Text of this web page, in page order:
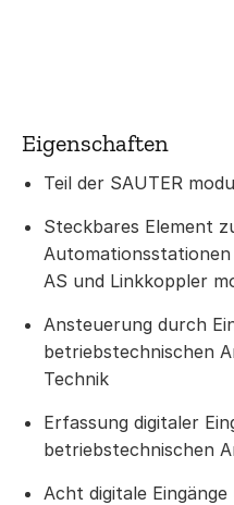
Eigenschaften
Teil der SAUTER
Steckbares Element
AS und Linkkoppler
Ansteuerung durch
betriebstechnischen
Technik
Erfassung digitaler
betriebstechnischen
Acht digitale